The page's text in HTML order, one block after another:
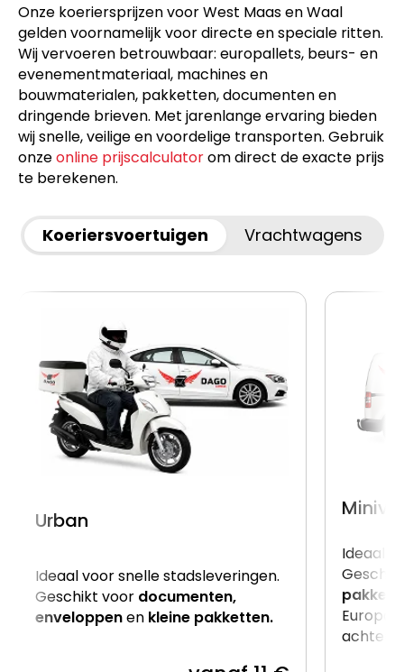
Onze koeriersprijzen voor West Maas en Waal
gelden voornamelijk voor directe en speciale ritten.
Wij vervoeren betrouwbaar: europallets, beurs- en
evenementmateriaal, machines en
bouwmaterialen, pakketten, documenten en
dringende brieven. Met jarenlange ervaring bieden
wij snelle, veilige en voordelige transporten. Gebruik
onzeonline prijscalculatorom direct de exacte prijs
te berekenen.
Koeriersvoertuigen Vrachtwagens
Urban
Ideaal voor snelle stadsleveringen.
Geschikt voor documenten,
enveloppenen kleine pakketten.
Ideaal